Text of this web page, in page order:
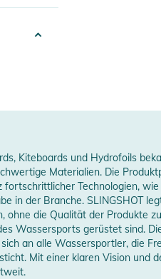
Kiteboards und Hydrofoils
Materialien. Die
Technologien,
in der Branche. SLINGSHOT
die Qualität der Produkte
Wassersports gerüstet sind.
an alle Wassersportler, die
Mit einer klaren Vision und